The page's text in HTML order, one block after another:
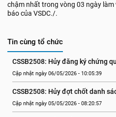
chậm nhất trong vòng 03 ngày
báo của VSDC./.
Tin cùng tổ chức
CSSB2508: Hủy đăng ký chứng
Cập nhật ngày 06/05/2026 - 10:05:39
CSSB2508: Hủy đợt chốt danh
Cập nhật ngày 05/05/2026 - 08:20:57